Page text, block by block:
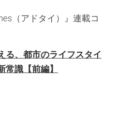
（アドタイ）』連載コ
る、都市のライフスタイ
常識【前編】